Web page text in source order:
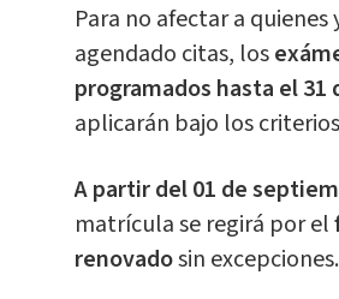
Para no afectar a quienes
agendado citas, los
programados hasta el 31
aplicarán bajo los
A partir del 01 de
matrícula se regirá por el
renovadosin excepciones.